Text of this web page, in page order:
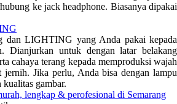
ke jack headphone. Biasanya dipakai
dan LIGHTING yang Anda pakai kepada
Dianjurkan untuk dengan latar belakang
cahaya terang kepada memproduksi wajah
Jika perlu, Anda bisa dengan lampu
gambar.
lengkap & perofesional di Semarang